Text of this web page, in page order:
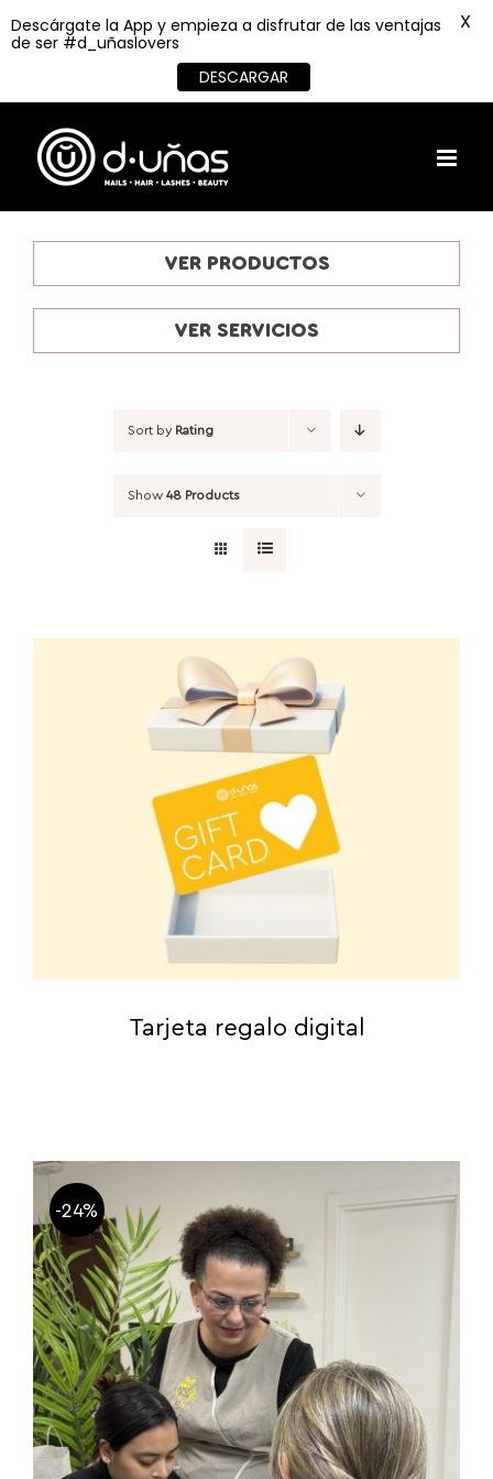
content
VER PRODUCTOS
VER SERVICIOS
Sort by Rating
Show 48 Products
Tarjeta regalo digital
-24%
Descárgate la App y empieza a disfrutar de las ventajas
de ser #d_uñaslovers
DESCARGAR
X